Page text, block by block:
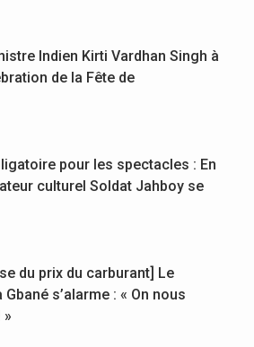
Indien Kirti Vardhan Singh à
de la Fête de
pour les spectacles : En
culturel Soldat Jahboy se
du prix du carburant] Le
s’alarme : « On nous
»